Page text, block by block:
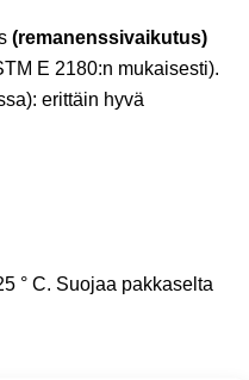
(remanenssivaikutus)
E 2180:n mukaisesti).
erittäin hyvä
° C. Suojaa pakkaselta